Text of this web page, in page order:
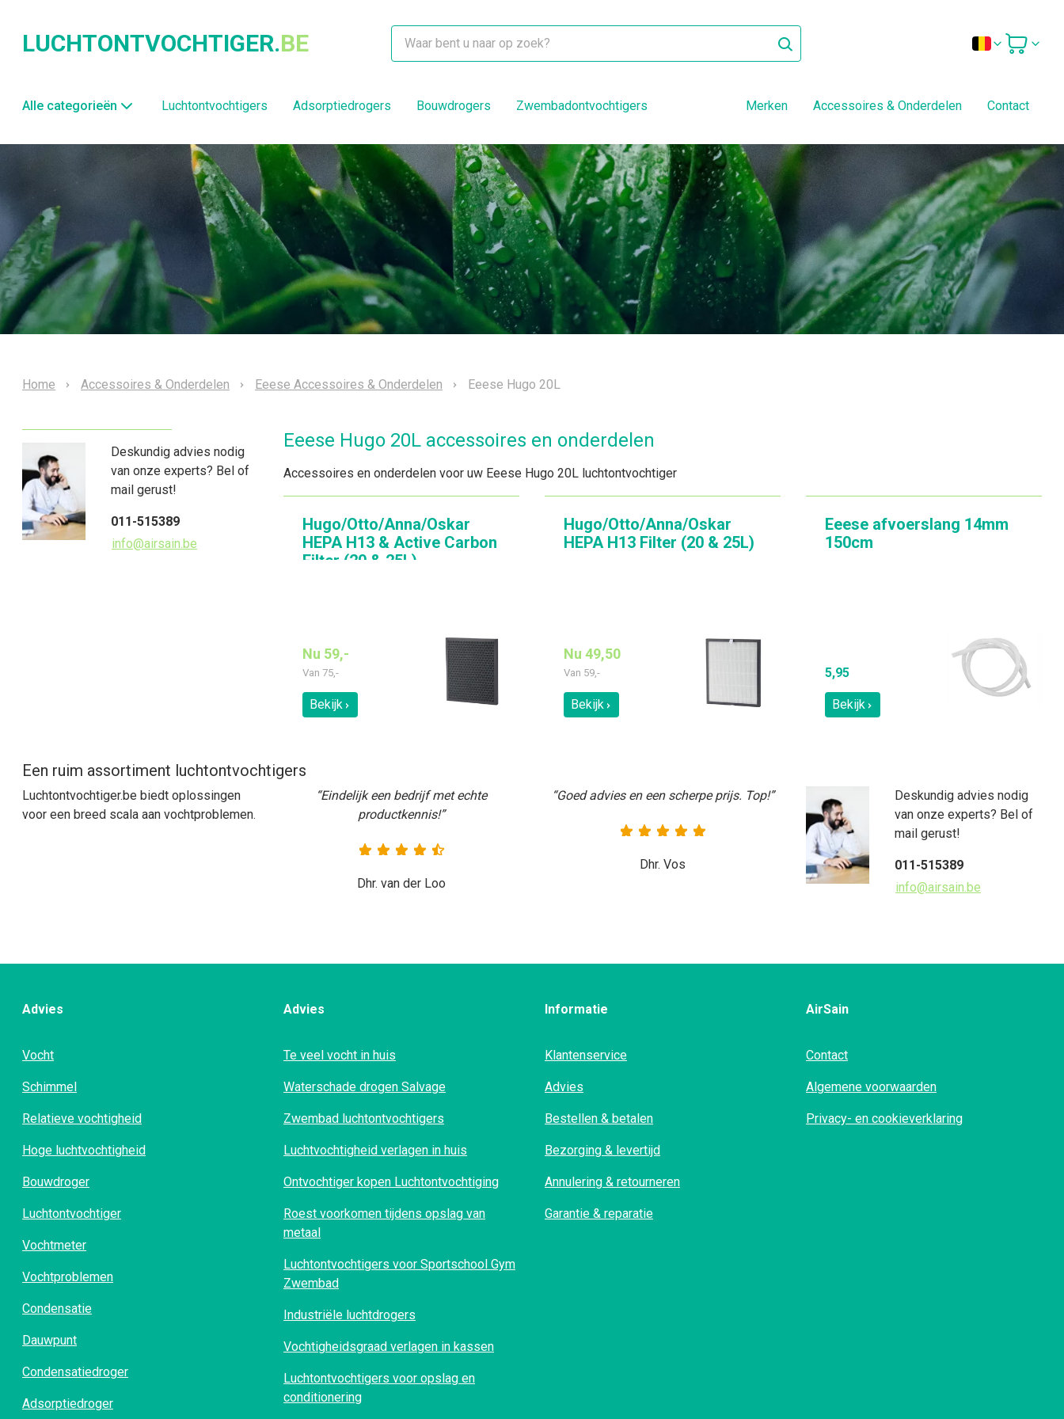
LUCHTONTVOCHTIGER.BE
Alle categorieën Luchtontvochtigers Adsorptiedrogers Bouwdrogers Zwembadontvochtigers Merken Accessoires & Onderdelen Contact
Home Accessoires & Onderdelen Eeese Accessoires & Onderdelen Eeese Hugo 20L
Deskundig advies nodig
van onze experts? Bel of
mail gerust!
011-515389
info@airsain.be
Eeese Hugo 20L accessoires en onderdelen
Accessoires en onderdelen voor uw Eeese Hugo 20L luchtontvochtiger
Hugo/Otto/Anna/Oskar
HEPA H13 & Active Carbon
Filter (20 & 25L)
Nu 59,-
Van 75,-
Bekijk
Hugo/Otto/Anna/Oskar
HEPA H13 Filter (20 & 25L)
Nu 49,50
Van 59,-
Bekijk
Eeese afvoerslang 14mm
150cm
5,95
Bekijk
Een ruim assortiment luchtontvochtigers
Luchtontvochtiger.be biedt oplossingen
voor een breed scala aan vochtproblemen.
“Eindelijk een bedrijf met echte
productkennis!”
Dhr. van der Loo
“Goed advies en een scherpe prijs. Top!”
Dhr. Vos
Deskundig advies nodig
van onze experts? Bel of
mail gerust!
011-515389
info@airsain.be
Advies
Vocht
Schimmel
Relatieve vochtigheid
Hoge luchtvochtigheid
Bouwdroger
Luchtontvochtiger
Vochtmeter
Vochtproblemen
Condensatie
Dauwpunt
Condensatiedroger
Adsorptiedroger
Advies
Te veel vocht in huis
Waterschade drogen Salvage
Zwembad luchtontvochtigers
Luchtvochtigheid verlagen in huis
Ontvochtiger kopen Luchtontvochtiging
Roest voorkomen tijdens opslag van
metaal
Luchtontvochtigers voor Sportschool Gym
Zwembad
Industriële luchtdrogers
Vochtigheidsgraad verlagen in kassen
Luchtontvochtigers voor opslag en
conditionering
Informatie
Klantenservice
Advies
Bestellen & betalen
Bezorging & levertijd
Annulering & retourneren
Garantie & reparatie
AirSain
Contact
Algemene voorwaarden
Privacy- en cookieverklaring